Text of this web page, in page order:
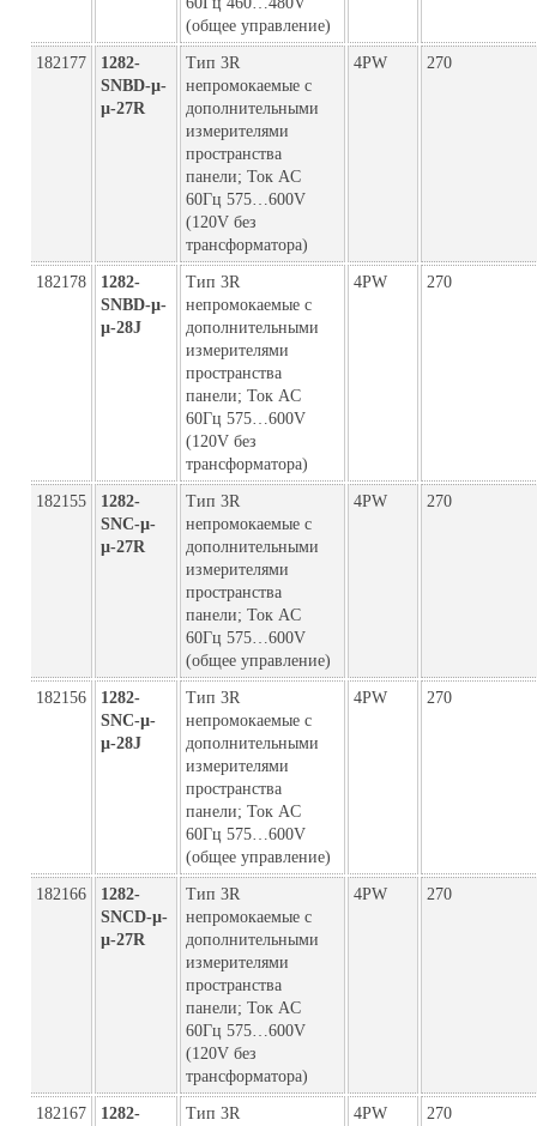
(общее управление)
182177
1282-
SNBD-µ-
µ-27R
Тип 3R
непромокаемые с
дополнительными
измерителями
пространства
панели; Ток AC
60Гц 575…600V
(120V без
трансформатора)
4PW 270
182178
1282-
SNBD-µ-
µ-28J
Тип 3R
непромокаемые с
дополнительными
измерителями
пространства
панели; Ток AC
60Гц 575…600V
(120V без
трансформатора)
4PW 270
182155
1282-
SNC-µ-
µ-27R
Тип 3R
непромокаемые с
дополнительными
измерителями
пространства
панели; Ток AC
60Гц 575…600V
(общее управление)
4PW 270
182156
1282-
SNC-µ-
µ-28J
Тип 3R
непромокаемые с
дополнительными
измерителями
пространства
панели; Ток AC
60Гц 575…600V
(общее управление)
4PW 270
182166
1282-
SNCD-µ-
µ-27R
Тип 3R
непромокаемые с
дополнительными
измерителями
пространства
панели; Ток AC
60Гц 575…600V
(120V без
трансформатора)
4PW 270
182167
1282-
Тип 3R
4PW 270